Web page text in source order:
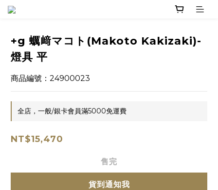
+g 蠣﨑マコト(Makoto Kakizaki)-
燈具 平
商品編號：24900023
全店，一般/銀卡會員滿5000免運費
NT$15,470
售完
貨到通知我